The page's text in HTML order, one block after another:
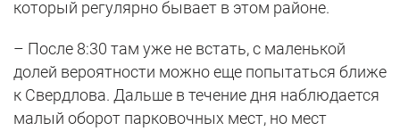
который регулярно бывает в этом районе.
– После 8:30 там уже не встать, с маленькой
долей вероятности можно еще попытаться ближе
к Свердлова. Дальше в течение дня наблюдается
малый оборот парковочных мест, но мест